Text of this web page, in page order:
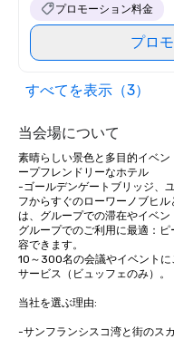
プロモーション料金
プロ
すべてを表示（3）
当会場について
素晴らしい景色と多目的イベ
ープフレンドリーなホテル
-ゴールデンゲートブリッジ、
フからすぐのローワーノブヒ
は、グループでの滞在やイベン
グループでのご利用に最適：
容できます。
10～300名の会議やイベント
サービス（ビュッフェのみ）。
当社を選ぶ理由:
-サンフランシスコ湾と街のス